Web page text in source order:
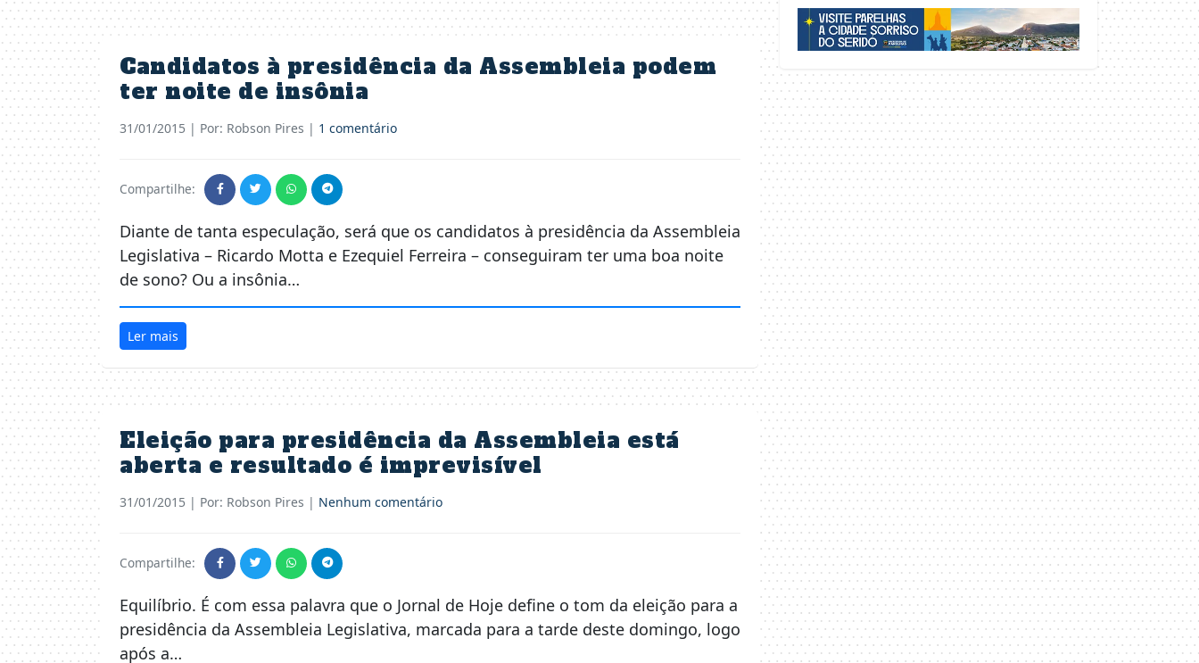
Candidatos à presidência da Assembleia podem
ter noite de insônia
31/01/2015 | Por: Robson Pires | 1 comentário
Compartilhe:
Diante de tanta especulação, será que os candidatos à presidência da Assembleia
Legislativa – Ricardo Motta e Ezequiel Ferreira – conseguiram ter uma boa noite
de sono? Ou a insônia…
Ler mais
Eleição para presidência da Assembleia está
aberta e resultado é imprevisível
31/01/2015 | Por: Robson Pires | Nenhum comentário
Compartilhe:
Equilíbrio. É com essa palavra que o Jornal de Hoje define o tom da eleição para a
presidência da Assembleia Legislativa, marcada para a tarde deste domingo, logo
após a…